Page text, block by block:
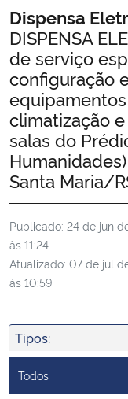
Ministério da Educação
Ministério da Cidadania
Ministério da Saúde
Ministério de Minas e
Ministério da Ciência,
Ministério do Meio Ambiente
Ministério do Turismo
Ministério do
Controladoria-Geral da União
Ministério da Mulher, da
Início do conteúdo
Dispensa
DISPENSA
de serviço
configuração
climatização
salas do
Santa Maria/
Publicado: 24 de jun
às 11:24
Atualizado: 07 de jul
às 10:59
Tipos:
Todos